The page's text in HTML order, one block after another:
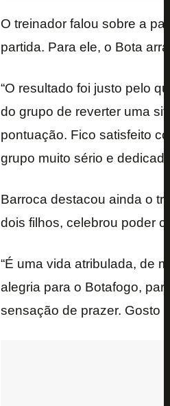
O treinador falou sobre a
partida. Para ele, o Bota
“O resultado foi justo pelo
do grupo de reverter uma
pontuação. Fico satisfeito
grupo muito sério e
Barroca destacou ainda o
dois filhos, celebrou poder
“É uma vida atribulada, de
alegria para o Botafogo,
sensação de prazer. Gosto